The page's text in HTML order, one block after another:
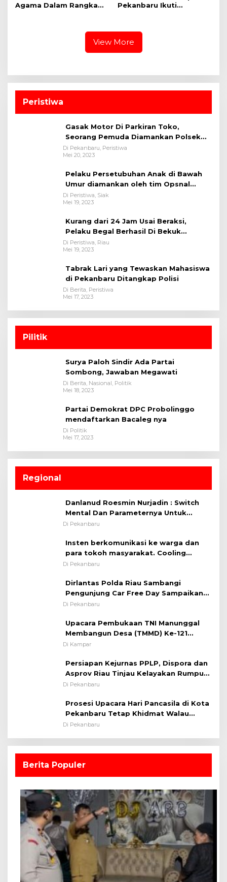
Agama Dalam Rangka
Pekanbaru Ikuti
View More
Peristiwa
Gasak Motor Di Parkiran Toko,
Seorang Pemuda Diamankan Polsek
Bukit Raya
Di Pekanbaru, Peristiwa
Mei 20, 2023
Pelaku Persetubuhan Anak di Bawah
Umur diamankan oleh tim Opsnal
Polsek Tualang-Polres Siak-Polda Riau
Di Peristiwa, Siak
Mei 19, 2023
Kurang dari 24 Jam Usai Beraksi,
Pelaku Begal Berhasil Di Bekuk
Satreskrim Polres Kuansing
Di Peristiwa, Riau
Mei 19, 2023
Tabrak Lari yang Tewaskan Mahasiswa
di Pekanbaru Ditangkap Polisi
Di Berita, Peristiwa
Mei 17, 2023
Pilitik
Surya Paloh Sindir Ada Partai
Sombong, Jawaban Megawati
Di Berita, Nasional, Politik
Mei 18, 2023
Partai Demokrat DPC Probolinggo
mendaftarkan Bacaleg nya
Di Politik
Mei 17, 2023
Regional
Danlanud Roesmin Nurjadin : Switch
Mental Dan Parameternya Untuk
Melaksanakan ✈
Di Pekanbaru
Insten berkomunikasi ke warga dan
para tokoh masyarakat. Cooling
System OMP LK ²024 Polsek Rumbai,
Pentingnya Memelihara dan Menjaga
Situasi Kondusif
Di Pekanbaru
Dirlantas Polda Riau Sambangi
Pengunjung Car Free Day Sampaikan
Pesan Edukasi Kamtibmas &
Di Pekanbaru
Upacara Pembukaan TNI Manunggal
Membangun Desa (TMMD) Ke-121
Kodim 0313/KPR Tahun 2024) ?
Di Kampar
Persiapan Kejurnas PPLP, Dispora dan
Asprov Riau Tinjau Kelayakan Rumput
Lapangan Sepakbola
Di Pekanbaru
Prosesi Upacara Hari Pancasila di Kota
Pekanbaru Tetap Khidmat Walau
Dalam Ruangan
Di Pekanbaru
Berita Populer